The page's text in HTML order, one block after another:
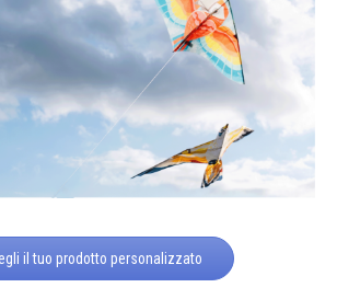
il tuo prodotto personalizzato